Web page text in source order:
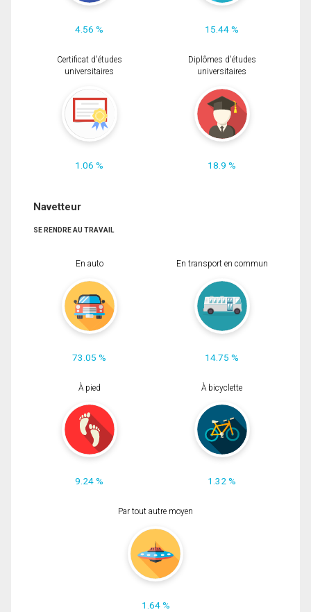
4.56 % 15.44 %
Certificat d'études
universitaires
1.06 %
Diplômes d'études
universitaires
18.9 %
Navetteur
SE RENDRE AU TRAVAIL
En auto
73.05 %
En transport en commun
14.75 %
À pied
9.24 %
À bicyclette
1.32 %
Par tout autre moyen
1.64 %